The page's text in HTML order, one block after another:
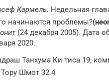
Кармель. Недельная
начинаются проблемы?
(24 декабря 2005). Дата
2020.
Танхума Ки тиса 19;
Тору Шмот 32.4